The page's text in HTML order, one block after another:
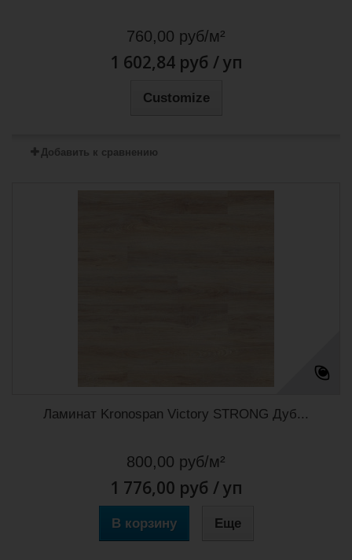
760,00 руб/м²
1 602,84 руб / уп
Customize
Добавить к сравнению
Ламинат Kronospan Victory STRONG Дуб...
800,00 руб/м²
1 776,00 руб / уп
В корзину Еще